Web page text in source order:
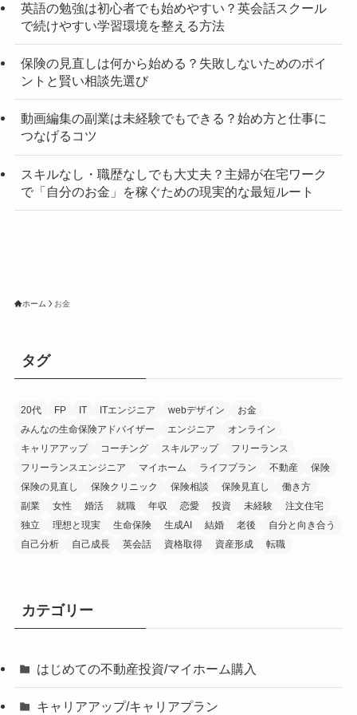
英語の勉強は初心者でも始めやすい？英会話スクール
で続けやすい学習環境を整える方法
保険の見直しは何から始める？失敗しないためのポイ
ントと賢い相談先選び
動画編集の副業は未経験でもできる？始め方と仕事に
つなげるコツ
スキルなし・職歴なしでも大丈夫？主婦が在宅ワーク
で「自分のお金」を稼ぐための現実的な最短ルート
ホーム お金
タグ
20代 FP IT ITエンジニア webデザイン
お金
みんなの生命保険アドバイザー
エンジニア
オンライン
キャリアアップ
コーチング スキルアップ
フリーランス
フリーランスエンジニア
マイホーム ライフプラン 不動産
保険
保険の見直し
保険クリニック 保険相談 保険見直し
働き方
副業
女性 婚活 就職 年収 恋愛 投資 未経験
注文住宅
独立
理想と現実 生命保険 生成AI 結婚 老後
自分と向き合う
自己分析
自己成長 英会話 資格取得 資産形成 転職
カテゴリー
はじめての不動産投資/マイホーム購入
キャリアアップ/キャリアプラン